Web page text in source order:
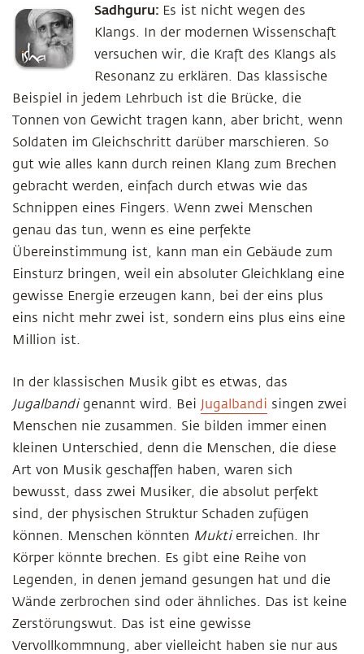
Sadhguru: Es ist nicht wegen des
Klangs. In der modernen Wissenschaft
versuchen wir, die Kraft des Klangs als
Resonanz zu erklären. Das klassische
Beispiel in jedem Lehrbuch ist die Brücke, die
Tonnen von Gewicht tragen kann, aber bricht, wenn
Soldaten im Gleichschritt darüber marschieren. So
gut wie alles kann durch reinen Klang zum Brechen
gebracht werden, einfach durch etwas wie das
Schnippen eines Fingers. Wenn zwei Menschen
genau das tun, wenn es eine perfekte
Übereinstimmung ist, kann man ein Gebäude zum
Einsturz bringen, weil ein absoluter Gleichklang eine
gewisse Energie erzeugen kann, bei der eins plus
eins nicht mehr zwei ist, sondern eins plus eins eine
Million ist.
In der klassischen Musik gibt es etwas, das
Jugalbandigenannt wird. Bei Jugalbandi singen zwei
Menschen nie zusammen. Sie bilden immer einen
kleinen Unterschied, denn die Menschen, die diese
Art von Musik geschaffen haben, waren sich
bewusst, dass zwei Musiker, die absolut perfekt
sind, der physischen Struktur Schaden zufügen
können. Menschen könnten Muktierreichen. Ihr
Körper könnte brechen. Es gibt eine Reihe von
Legenden, in denen jemand gesungen hat und die
Wände zerbrochen sind oder ähnliches. Das ist keine
Zerstörungswut. Das ist eine gewisse
Vervollkommnung, aber vielleicht haben sie nur aus